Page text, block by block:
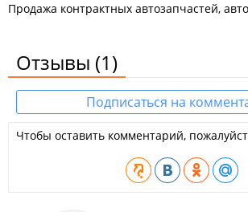
Продажа контрактных автозапчастей,
Отзывы (1)
Подписаться на
Чтобы оставить комментарий,